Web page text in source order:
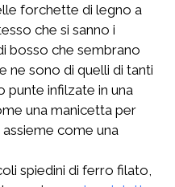
forchette di legno a
che si sanno i
bosso che sembrano
ne sono di quelli di tanti
infilzate in una
una manicetta per
assieme come una
spiedini di ferro filato,